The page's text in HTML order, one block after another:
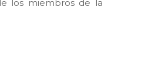
los miembros de la